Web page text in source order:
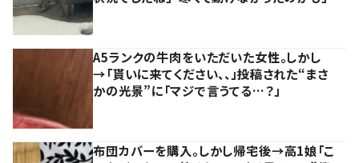
A5ランクの牛肉をいただいた女性。しかし
→「貰いに来てください、、」投稿された“まさ
かの光景”に「マジで言うてる…？」
布団カバーを購入。しかし帰宅後→高1娘「こ